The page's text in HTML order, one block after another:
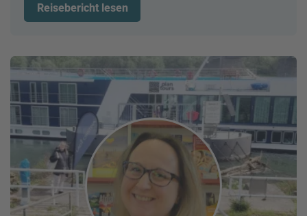
Reisebericht lesen